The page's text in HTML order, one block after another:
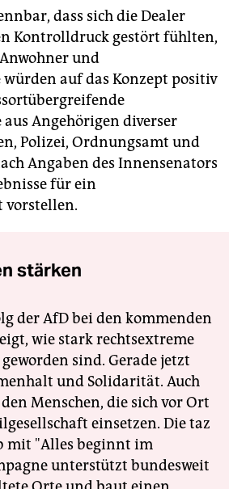
dass sich die Dealer
Kon­trolldruck gestört fühlten,
und
auf das Konzept positiv
Angehörigen diverser
Polizei, Ordnungsamt und
Angaben des Innensenators
für ein
vorstellen.
stärken
der AfD bei den kommenden
wie stark rechtsextreme
sind. Gerade jetzt
und Solidarität. Auch
Menschen, die sich vor Ort
einsetzen. Die taz
mit "Alles beginnt im
unterstützt bundesweit